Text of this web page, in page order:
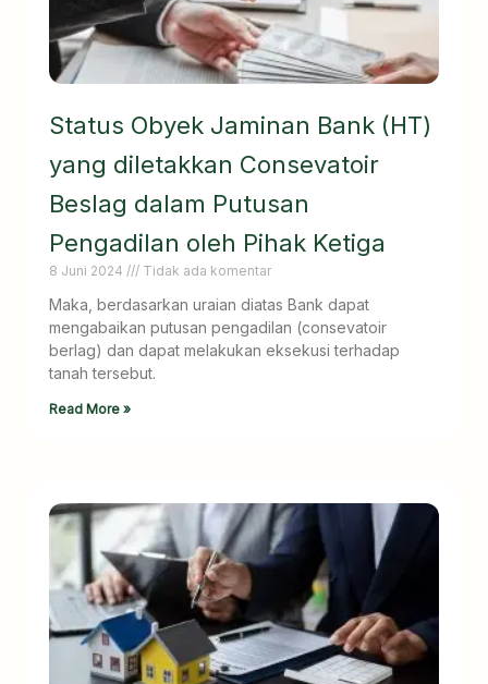
Status Obyek Jaminan Bank (HT)
yang diletakkan Consevatoir
Beslag dalam Putusan
Pengadilan oleh Pihak Ketiga
8 Juni 2024 Tidak ada komentar
Maka, berdasarkan uraian diatas Bank dapat
mengabaikan putusan pengadilan (consevatoir
berlag) dan dapat melakukan eksekusi terhadap
tanah tersebut.
Read More »